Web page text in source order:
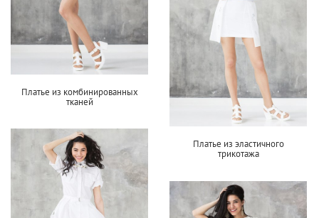
Платье из комбинированных
тканей
Платье из эластичного
трикотажа